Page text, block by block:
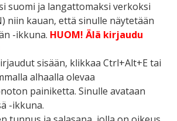
suomi ja langattomaksi verkoksi
niin kauan, että sinulle näytetään
-ikkuna. HUOM! Älä kirjaudu
sisään, klikkaa Ctrl+Alt+E tai
alhaalla olevaa
painiketta. Sinulle avataan
-ikkuna.